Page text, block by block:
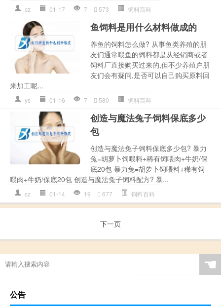
cz 01-17 7 573 饲料百科
鱼饲料是用什么材料做成的
养鱼的饲料怎么做? 从事鱼类养殖的朋
友们通常喂鱼的饲料都是从经销商或者
饲料厂直接购买过来的,但不少养殖户朋
友们会有疑问,是否可以自己购买原料回
来加工呢...
ys 01-16 7 580 饲料百科
创造与魔法兔子饲料保底多少
包
创造与魔法兔子饲料保底多少包? 暴力
兔=胡萝卜饲喂料+稀有饲喂肉+牛奶/保
底20包 暴力兔=胡萝卜饲喂料+稀有饲
喂肉+牛奶/保底20包 创造与魔法兔子饲料配方? 暴...
cz 01-14 19 677 饲料百科
下一页
☚
公告